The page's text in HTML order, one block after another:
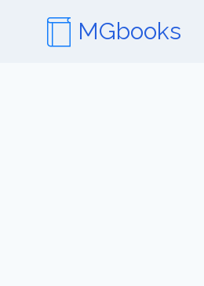
содержимому
MGbooks